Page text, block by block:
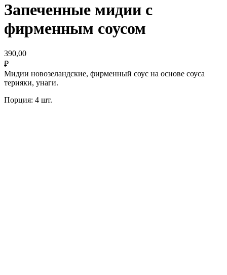
Запеченные мидии с
фирменным соусом
390,00
₽
Мидии новозеландские, фирменный соус на основе соуса
терияки, унаги.
Порция: 4 шт.